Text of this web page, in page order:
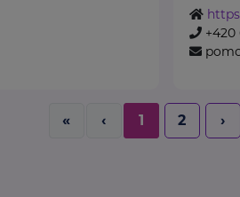
+420
« ‹ 1 2 ›